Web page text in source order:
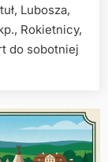
Lubosza,
Rokietnicy,
do sobotniej